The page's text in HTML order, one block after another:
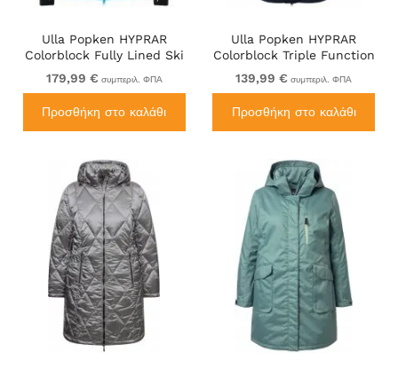
Ulla Popken HYPRAR
Colorblock Fully Lined Ski
Jacket Bright Turquoise
179,99 € συμπεριλ. ΦΠΑ
Προσθήκη στο καλάθι
Ulla Popken HYPRAR
Colorblock Triple Function
Frisian Jacket Navy
139,99 € συμπεριλ. ΦΠΑ
Προσθήκη στο καλάθι